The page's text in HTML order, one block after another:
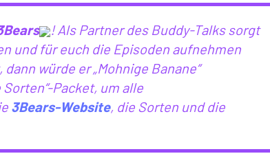
! Als Partner des Buddy-Talks sorgt
und für euch die Episoden aufnehmen
würde er „Mohnige Banane“
Packet, um alle
3Bears-Website, die Sorten und die